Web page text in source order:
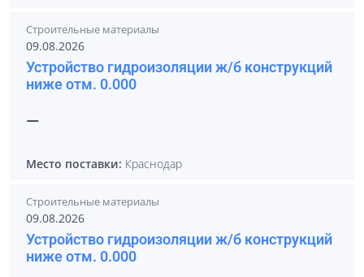
Строительные материалы
09.08.2026
Устройство гидроизоляции ж/б конструкций
ниже отм. 0.000
—
Место поставки: Краснодар
Строительные материалы
09.08.2026
Устройство гидроизоляции ж/б конструкций
ниже отм. 0.000